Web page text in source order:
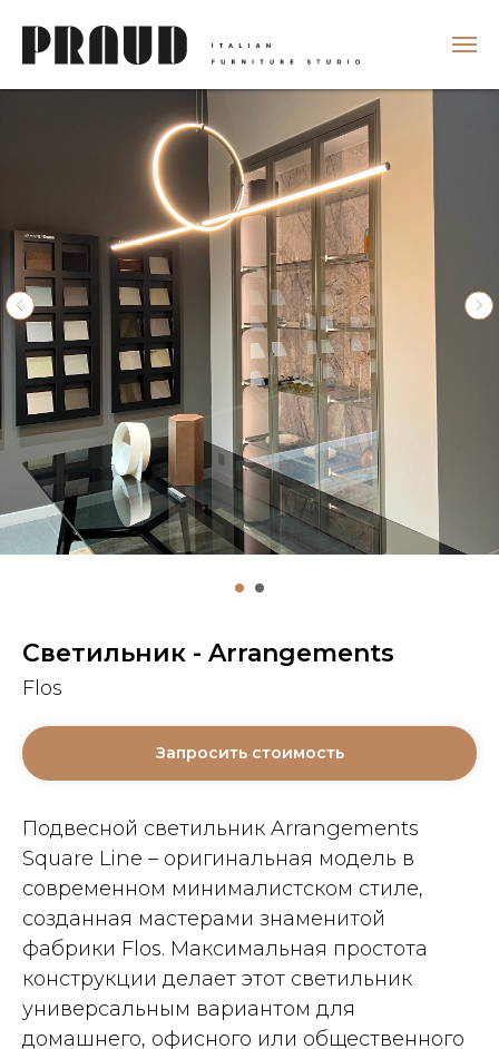
Cветильник - Arrangements
Flos
Запросить стоимость
Подвесной светильник Arrangements
Square Line – оригинальная модель в
современном минималистском стиле,
созданная мастерами знаменитой
фабрики Flos. Максимальная простота
конструкции делает этот светильник
универсальным вариантом для
домашнего, офисного или общественного